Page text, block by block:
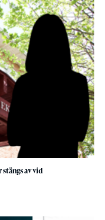
av vid